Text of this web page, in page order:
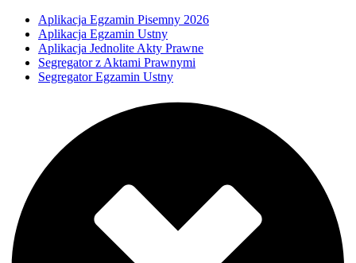
Aplikacja Egzamin Pisemny 2026
Aplikacja Egzamin Ustny
Aplikacja Jednolite Akty Prawne
Segregator z Aktami Prawnymi
Segregator Egzamin Ustny